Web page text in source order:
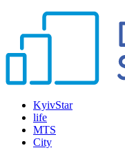
KyivStar
life
MTS
City